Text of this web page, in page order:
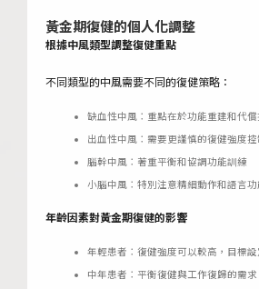
黃金期復健的個人化調整
根據中風類型調整復健重點
不同類型的中風需要不同的復健策略：
缺血性中風：重點在於功能重建和代
出血性中風：需要更謹慎的復健強度控
腦幹中風：著重平衡和協調功能訓練
小腦中風：特別注意精細動作和語言
年齡因素對黃金期復健的影響
年輕患者：復健強度可以較高，目標
中年患者：平衡復健與工作復歸的需求